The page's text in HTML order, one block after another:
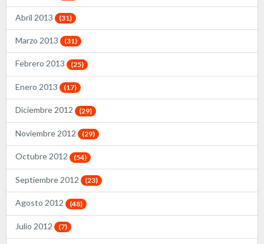
Abril 2013 (31)
Marzo 2013 (31)
Febrero 2013 (25)
Enero 2013 (17)
Diciembre 2012 (29)
Noviembre 2012 (29)
Octubre 2012 (54)
Septiembre 2012 (23)
Agosto 2012 (48)
Julio 2012 (7)